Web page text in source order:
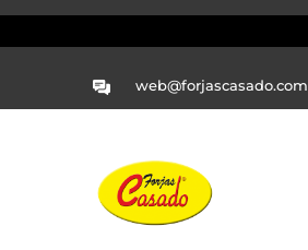
web@forjascasado.com